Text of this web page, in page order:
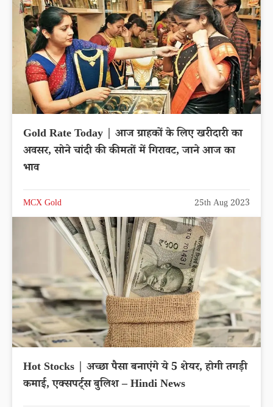
Gold Rate Today | आज ग्राहकों के लिए खरीदारी का
अवसर, सोने चांदी की कीमतों में गिरावट, जाने आज का
भाव
MCX Gold 25th Aug 2023
Hot Stocks | अच्छा पैसा बनाएंगे ये 5 शेयर, होगी तगड़ी
कमाई, एक्सपर्ट्स बुलिश – Hindi News